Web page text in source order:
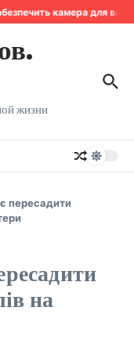
камера для
жизни
пересадити
на